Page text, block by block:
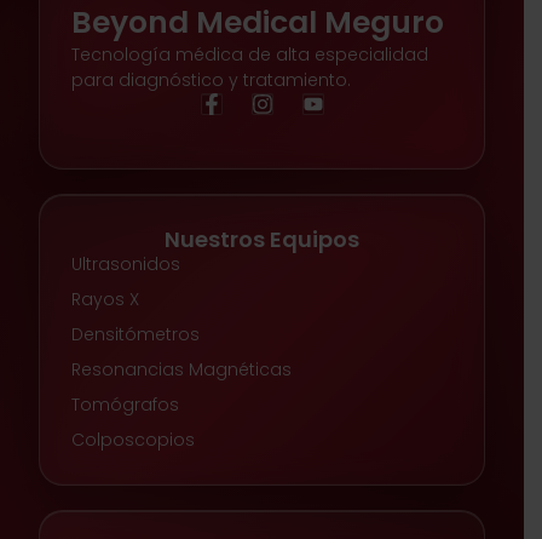
Beyond Medical Meguro
Tecnología médica de alta especialidad
para diagnóstico y tratamiento.
Nuestros Equipos
Ultrasonidos
Rayos X
Densitómetros
Resonancias Magnéticas
Tomógrafos
Colposcopios